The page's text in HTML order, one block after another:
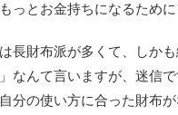
っとお金持ちになるため
は長財布派が多くて、しか
なんて言いますが、迷信
分の使い方に合った財布